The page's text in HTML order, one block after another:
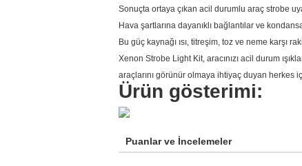
Sonuçta ortaya çıkan acil durumlu araç strobe
Hava şartlarına dayanıklı bağlantılar ve
Bu güç kaynağı ısı, titreşim, toz ve neme karşı
Xenon Strobe Light Kit, aracınızı acil durum
araçlarını görünür olmaya ihtiyaç duyan herkes
Ürün gösterimi:
Puanlar ve İncelemeler